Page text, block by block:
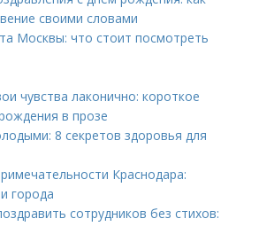
своими словами
Москвы: что стоит посмотреть
чувства лаконично: короткое
в прозе
8 секретов здоровья для
Краснодара:
города
сотрудников без стихов: